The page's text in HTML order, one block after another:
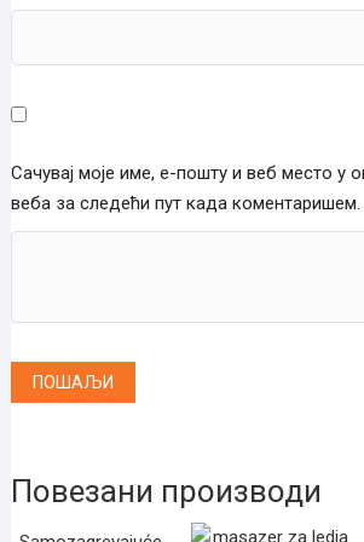
Сачувај моје име, е-пошту и веб место у
веба за следећи пут када коментаришем.
Повезани производи